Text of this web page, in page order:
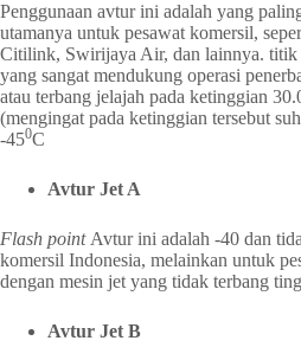
Penggunaan avtur ini adalah yang
utamanya untuk pesawat komersil,
Citilink, Swirijaya Air, dan lainnya. titik
yang sangat mendukung operasi
atau terbang jelajah pada ketinggian
(mengingat pada ketinggian tersebut
-450C
Avtur Jet A
Flash pointAvtur ini adalah -40 dan
komersil Indonesia, melainkan untuk
dengan mesin jet yang tidak terbang
Avtur Jet B